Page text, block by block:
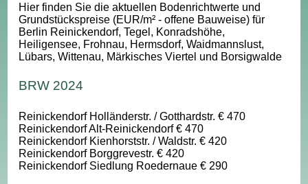
Hier finden Sie die aktuellen Bodenrichtwerte und
Grundstückspreise (EUR/m² - offene Bauweise) für
Berlin Reinickendorf, Tegel, Konradshöhe,
Heiligensee, Frohnau, Hermsdorf, Waidmannslust,
Lübars, Wittenau, Märkisches Viertel und Borsigwalde
BRW 2024
Reinickendorf Holländerstr. / Gotthardstr. € 470
Reinickendorf Alt-Reinickendorf € 470
Reinickendorf Kienhorststr. / Waldstr. € 420
Reinickendorf Borggrevestr. € 420
Reinickendorf Siedlung Roedernaue € 290